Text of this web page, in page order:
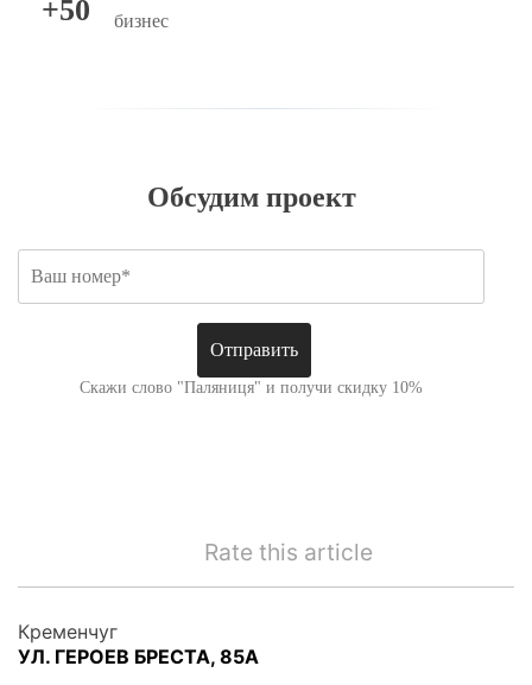
+50
бизнес
Обсудим проект
Скажи слово "Паляниця" и получи скидку 10%
Rate this article
Кременчуг
УЛ. ГЕРОЕВ БРЕСТА, 85А